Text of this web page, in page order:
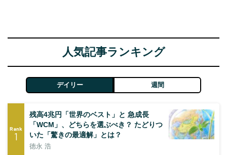
人気記事ランキング
デイリー 週間
Rank
1
残高4兆円「世界のベスト」と 急成長
「WCM」、どちらを選ぶべき？ たどりつ
いた「驚きの最適解」とは？
徳永 浩